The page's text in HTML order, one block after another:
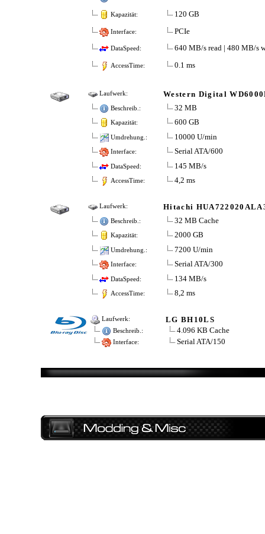
Kapazität: 120 GB
Interface: PCIe
DataSpeed: 640 MB/s read | 480 MB/s
AccessTime: 0.1 ms
Laufwerk: Western Digital
Beschreib.: 32 MB
Kapazität: 600 GB
Umdrehung.: 10000 U/min
Interface: Serial ATA/600
DataSpeed: 145 MB/s
AccessTime: 4,2 ms
Laufwerk: Hitachi
Beschreib.: 32 MB Cache
Kapazität: 2000 GB
Umdrehung.: 7200 U/min
Interface: Serial ATA/300
DataSpeed: 134 MB/s
AccessTime: 8,2 ms
Laufwerk: LG BH10LS
Beschreib.: 4.096 KB Cache
Interface: Serial ATA/150